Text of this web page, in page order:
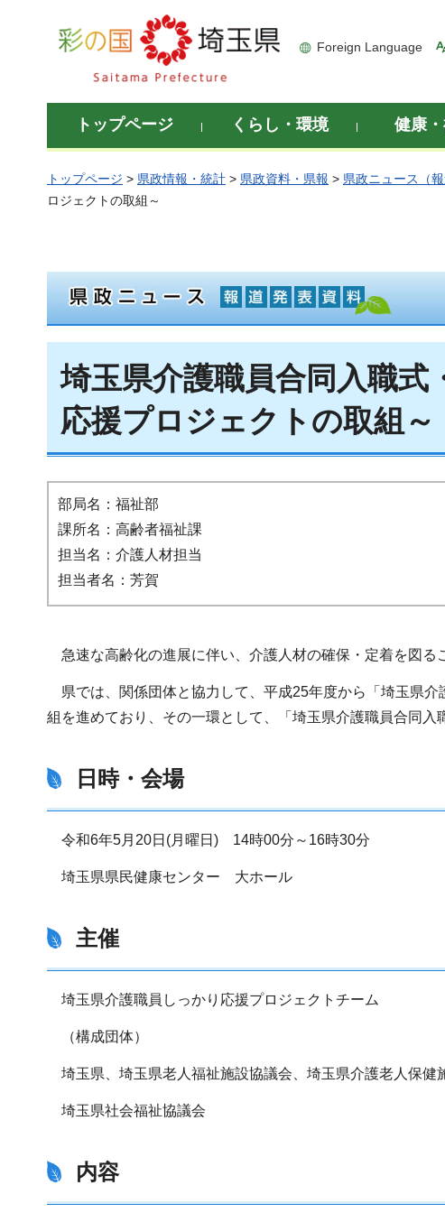
彩の国 埼玉県
Foreign Language
トップページ くらし・環境 健康
トップページ > 県政情報・統計 > 県政資料・県報 > 県政ニュース（報
ロジェクトの取組～
埼玉県介護職員合同入職式
応援プロジェクトの取組～
部局名：福祉部
課所名：高齢者福祉課
担当名：介護人材担当
担当者名：芳賀
急速な高齢化の進展に伴い、介護人材の確保・定着を図る
県では、関係団体と協力して、平成25年度から「埼玉県
組を進めており、その一環として、「埼玉県介護職員合同入
日時・会場
令和6年5月20日(月曜日) 14時00分～16時30分
埼玉県県民健康センター 大ホール
主催
埼玉県介護職員しっかり応援プロジェクトチーム
（構成団体）
埼玉県、埼玉県老人福祉施設協議会、埼玉県介護老人保健
埼玉県社会福祉協議会
内容